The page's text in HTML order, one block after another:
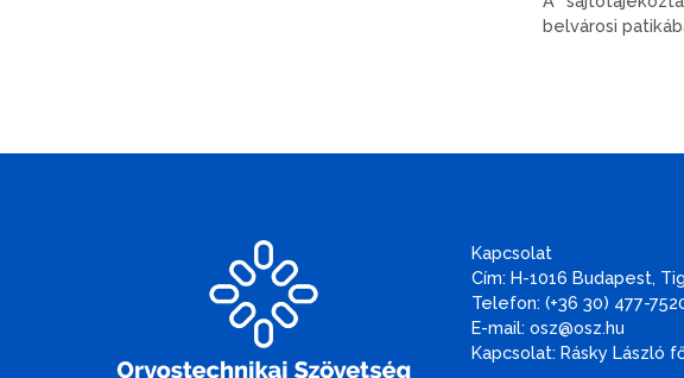
belvárosi
Kapcsolat
Cím: H-1016 Budapest,
Telefon: (+36 30) 477-
E-mail: osz@osz.hu
Kapcsolat: Rásky László